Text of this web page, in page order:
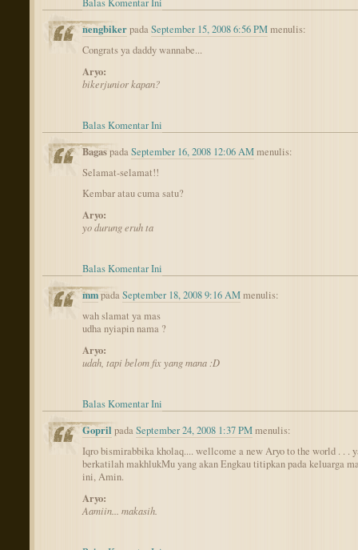
Balas Komentar Ini
nengbikerpadaSeptember 15, 2008 6:56 PMmenulis:
Congrats ya daddy wannabe...
Aryo:
bikerjunior kapan?
Balas Komentar Ini
BagaspadaSeptember 16, 2008 12:06 AMmenulis:
Selamat-selamat!!
Kembar atau cuma satu?
Aryo:
yo durung eruh ta
Balas Komentar Ini
mmpadaSeptember 18, 2008 9:16 AMmenulis:
wah slamat ya mas
udha nyiapin nama ?
Aryo:
udah, tapi belom fix yang mana :D
Balas Komentar Ini
Gopril padaSeptember 24, 2008 1:37 PMmenulis:
Iqro bismirabbika kholaq.... wellcome a new Aryo to the world . . .
berkatilah makhlukMu yang akan Engkau titipkan pada keluarga
ini, Amin.
Aryo:
Aamiin... makasih.